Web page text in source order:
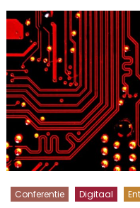
Conferentie Digitaal